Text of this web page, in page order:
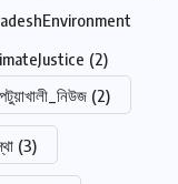
(2)
(2)
(3)